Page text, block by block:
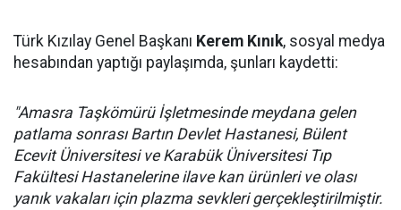
Türk Kızılay Genel Başkanı Kerem Kınık, sosyal medya
hesabından yaptığı paylaşımda, şunları kaydetti:
"Amasra Taşkömürü İşletmesinde meydana gelen
patlama sonrası Bartın Devlet Hastanesi, Bülent
Ecevit Üniversitesi ve Karabük Üniversitesi Tıp
Fakültesi Hastanelerine ilave kan ürünleri ve olası
yanık vakaları için plazma sevkleri gerçekleştirilmiştir.